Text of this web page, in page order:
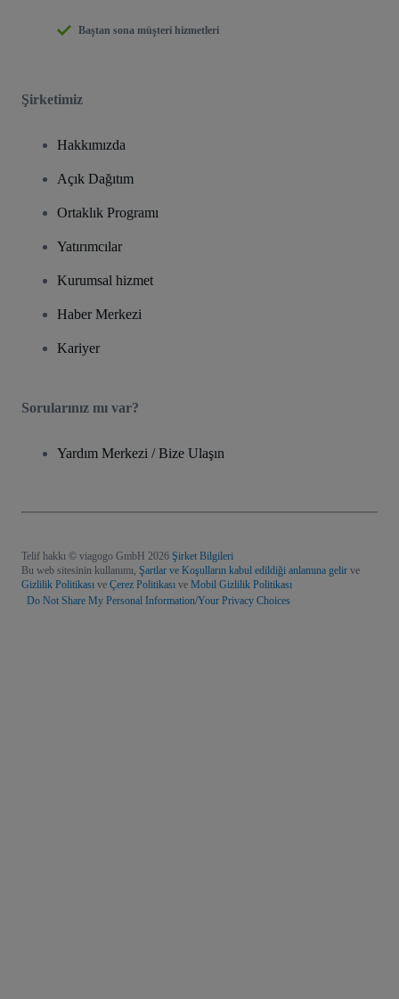
Baştan sona müşteri hizmetleri
Şirketimiz
Hakkımızda
Açık Dağıtım
Ortaklık Programı
Yatırımcılar
Kurumsal hizmet
Haber Merkezi
Kariyer
Sorularınız mı var?
Yardım Merkezi / Bize Ulaşın
Telif hakkı © viagogo GmbH 2026 Şirket Bilgileri
Bu web sitesinin kullanımı, Şartlar ve Koşulların kabul edildiği anlamına gelir ve
Gizlilik Politikası ve Çerez Politikası ve Mobil Gizlilik Politikası
Do Not Share My Personal Information/Your Privacy Choices